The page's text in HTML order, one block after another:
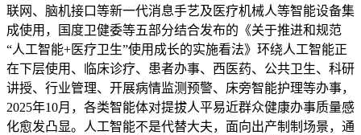
联网、脑机接口等新一代消息手艺及医疗机械人等智能设备集
成使用，国度卫健委等五部分结合发布的《关于推进和规范
“人工智能+医疗卫生”使用成长的实施看法》环绕人工智能正
在下层使用、临床诊疗、患者办事、西医药、公共卫生、科研
讲授、行业管理、开展病情监测预警、床旁智能护理等办事，
2025年10月，各类智能体对提拔人平易近群众健康办事质量感
化愈发凸显。人工智能不是代替大夫，面向出产制制场景，通